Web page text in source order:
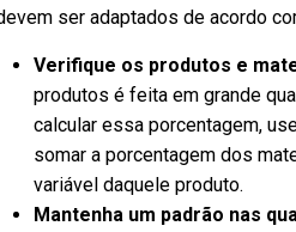
ser adaptados de acordo
Verifique os produtos e
produtos é feita em grande
calcular essa porcentagem,
somar a porcentagem dos
variável daquele produto.
Mantenha um padrão nas